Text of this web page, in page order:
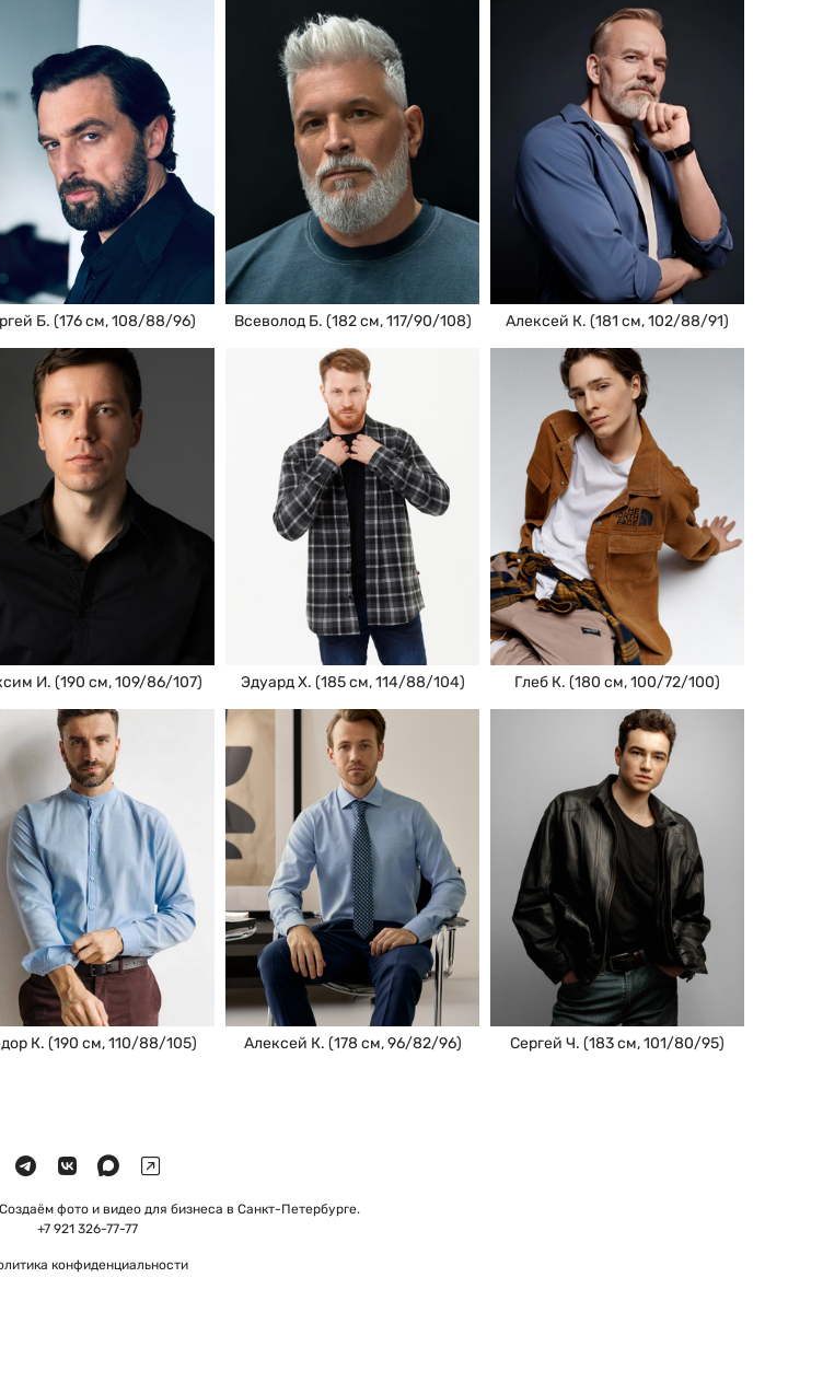
Б. (176 см, 108/88/96) Всеволод Б. (182 см, 117/90/108) Алексей К. (181 см, 102/88/91)
И. (190 см, 109/86/107) Эдуард Х. (185 см, 114/88/104) Глеб К. (180 см, 100/72/100)
К. (190 см, 110/88/105) Алексей К. (178 см, 96/82/96) Сергей Ч. (183 см, 101/80/95)
фото и видео для бизнеса в Санкт-Петербурге.
+7 921 326-77-77
конфиденциальности